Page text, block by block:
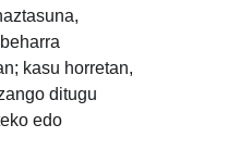
kasu horretan,
ditugu
edo